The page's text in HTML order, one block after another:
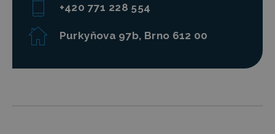
+420 771 228 554
Purkyňova 97b, Brno 612 00